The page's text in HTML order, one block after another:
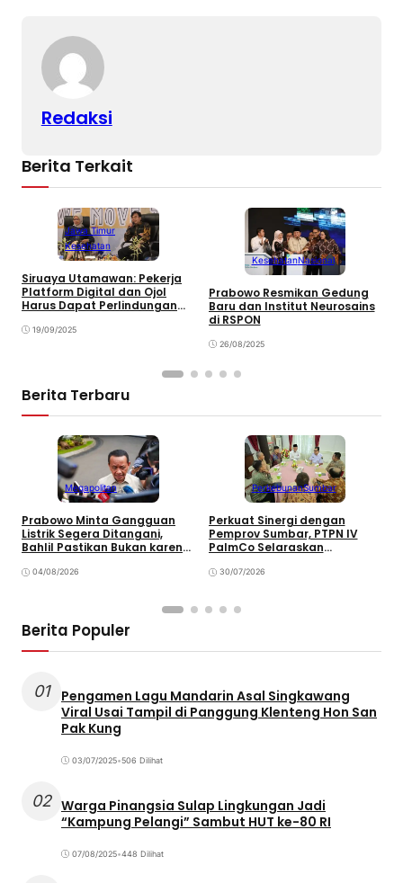
n
k
Redaksi
Berita Terkait
Jawa Timur
Kesehatan
Siruaya Utamawan: Pekerja
Platform Digital dan Ojol
Harus Dapat Perlindungan
19/09/2025
KesehatanNasional
Prabowo Resmikan Gedung
Baru dan Institut Neurosains
di RSPON
26/08/2025
Berita Terbaru
Megapolitan
Prabowo Minta Gangguan
Listrik Segera Ditangani,
Bahlil Pastikan Bukan karena
04/08/2026
PerkebunanSumbar
Perkuat Sinergi dengan
Pemprov Sumbar, PTPN IV
PalmCo Selaraskan
Pembangunan Daerah
30/07/2026
Berita Populer
01
Pengamen Lagu Mandarin Asal Singkawang
Viral Usai Tampil di Panggung Klenteng Hon San
Pak Kung
03/07/2025•506 Dilihat
02 Warga Pinangsia Sulap Lingkungan Jadi
“Kampung Pelangi” Sambut HUT ke-80 RI
07/08/2025•448 Dilihat